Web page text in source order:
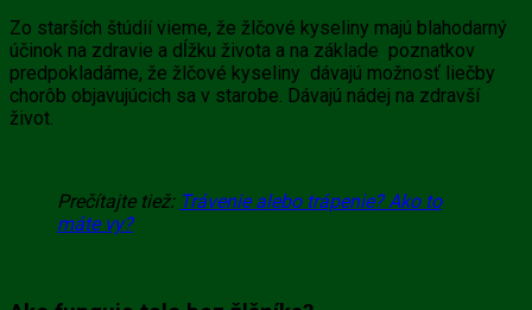
Zo starších štúdií vieme, že žlčové kyseliny majú blahodarný
účinok na zdravie a dĺžku života a na základe poznatkov
predpokladáme, že žlčové kyseliny dávajú možnosť liečby
chorôb objavujúcich sa v starobe. Dávajú nádej na zdravší
život.
Prečítajte tiež: Trávenie alebo trápenie? Ako to
máte vy?